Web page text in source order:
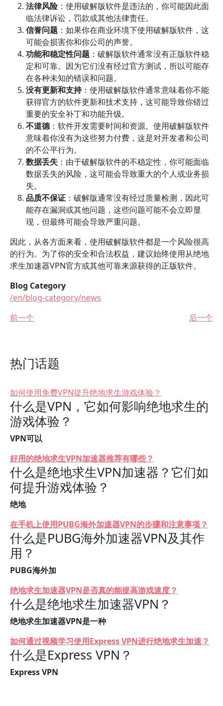
法律风险：使用破解版软件是违法的，你可能因此面
临法律诉讼，罚款或其他法律责任。
信誉问题 ：如果你在商业环境下使用破解版软件，这
可能会损害你和你公司的声誉。
功能和稳定性问题 ：破解版软件通常没有正版软件稳
定和可靠。因为它们没有经过官方测试，所以可能存
在各种未知的错误和问题。
没有更新和支持：使用破解版软件通常意味着你不能
获得官方的软件更新和技术支持，这可能导致你错过
重要的安全补丁和功能升级。
不道德：软件开发需要时间和资源。使用破解版软件
意味着你没有为这些努力付费，这是对开发者和公司
的不公平行为。
数据丢失 ：由于破解版软件的不稳定性，你可能面临
数据丢失的风险，这可能会导致重大的个人或业务损
失。
品质不保证 ：破解版通常没有经过质量检测，因此可
能存在漏洞或其他问题，这些问题可能不会立即显
现，但最终可能会导致严重问题。
因此，从各方面来看，使用破解版软件都是一个风险很高
的行为。为了你的安全和合法权益，建议始终使用从绝地
求生加速器VPN官方或其他可靠来源获得的正版软件。
Blog Category
/en/blog-category/news
前一个
后一个
热门话题
如何使用免费VPN提升绝地求生游戏体验？
什么是VPN，它如何影响绝地求生的
游戏体验？
VPN可以
好用的绝地求生VPN加速器推荐有哪些？
什么是绝地求生VPN加速器？它们如
何提升游戏体验？
绝地
在手机上使用PUBG海外加速器VPN的步骤和注意事项？
什么是PUBG海外加速器VPN及其作
用？
PUBG海外加
绝地求生加速器VPN是否真的能提高游戏速度？
什么是绝地求生加速器VPN？
绝地求生加速器VPN是一种
如何通过视频学习使用Express VPN进行绝地求生加速？
什么是Express VPN？
Express VPN